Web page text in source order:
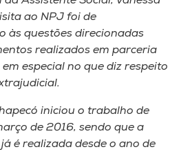
ao NPJ foi de
às questões direcionadas
realizados em parceria
especial no que diz respeito
iniciou o trabalho de
de 2016, sendo que a
é realizada desde o ano de